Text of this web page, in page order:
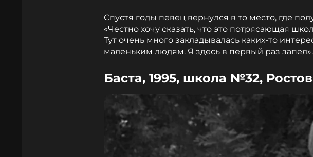
Спустя годы певец вернулся в то место, где
«Честно хочу сказать, что это потрясающая
Тут очень много закладывалась каких-то
маленьким людям. Я здесь в первый раз запел».
Баста, 1995, школа №32,